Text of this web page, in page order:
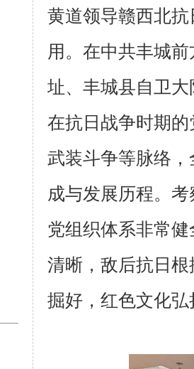
黄道领导赣西北
用。在中共丰城
址、丰城县自卫
在抗日战争时期
武装斗争等脉络
成与发展历程。
党组织体系非常
清晰，敌后抗日
掘好，红色文化弘